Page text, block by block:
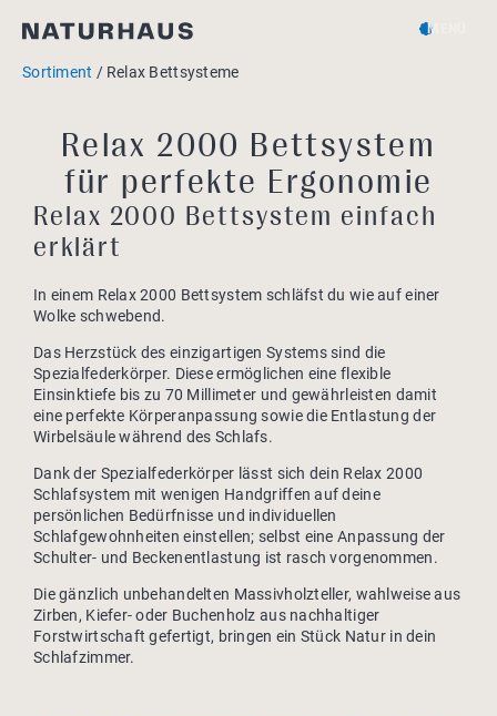
MENÜ
Sortiment Relax Bettsysteme
Relax 2000 Bettsystem
für perfekte Ergonomie
Relax 2000 Bettsystem einfach
erklärt
In einem Relax 2000 Bettsystem schläfst du wie auf einer
Wolke schwebend.
Das Herzstück des einzigartigen Systems sind die
Spezialfederkörper. Diese ermöglichen eine flexible
Einsinktiefe bis zu 70 Millimeter und gewährleisten damit
eine perfekte Körperanpassung sowie die Entlastung der
Wirbelsäule während des Schlafs.
Dank der Spezialfederkörper lässt sich dein Relax 2000
Schlafsystem mit wenigen Handgriffen auf deine
persönlichen Bedürfnisse und individuellen
Schlafgewohnheiten einstellen; selbst eine Anpassung der
Schulter- und Beckenentlastung ist rasch vorgenommen.
Die gänzlich unbehandelten Massivholzteller, wahlweise aus
Zirben, Kiefer- oder Buchenholz aus nachhaltiger
Forstwirtschaft gefertigt, bringen ein Stück Natur in dein
Schlafzimmer.